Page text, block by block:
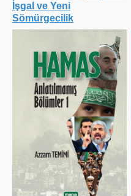
İşgal ve Yeni
Sömürgecilik